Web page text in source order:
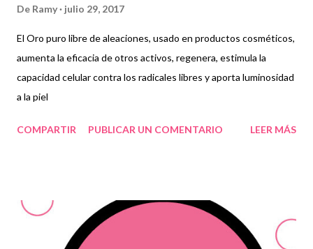
De Ramy julio 29, 2017
El Oro puro libre de aleaciones, usado en productos cosméticos,
aumenta la eficacia de otros activos, regenera, estimula la
capacidad celular contra los radicales libres y aporta luminosidad
a la piel
COMPARTIR PUBLICAR UN COMENTARIO LEER MÁS